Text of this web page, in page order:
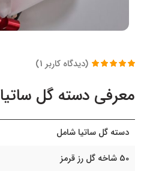
مشتری
(دیدگاه کاربر 1
)
معرفی دسته گل ساتیا
دسته گل ساتیا شامل
50 شاخه گل رز قرمز